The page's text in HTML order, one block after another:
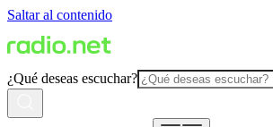
Saltar al contenido
¿Qué deseas escuchar?